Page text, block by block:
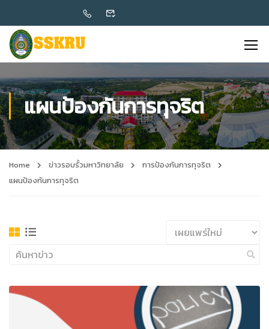
แผนป้องกันการทุจริต
Home ข่าวรอบรั้วมหาวิทยาลัย
การป้องกันการทุจริต
แผนป้องกันการทุจริต